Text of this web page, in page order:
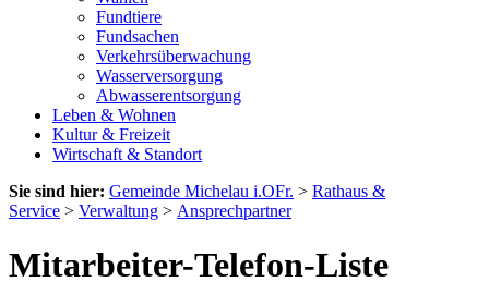
Fundtiere
Fundsachen
Verkehrsüberwachung
Wasserversorgung
Abwasserentsorgung
Leben & Wohnen
Kultur & Freizeit
Wirtschaft & Standort
Sie sind hier: Gemeinde Michelau i.OFr. > Rathaus &
Service > Verwaltung > Ansprechpartner
Mitarbeiter-Telefon-Liste